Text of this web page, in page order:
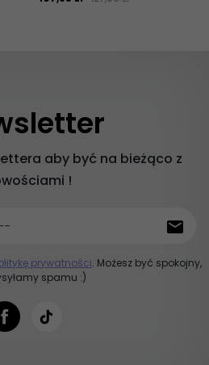
aby być na bieżąco z
!
prywatności. Możesz być spokojny,
spamu :)